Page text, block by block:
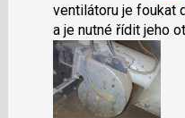
ventilátoru je foukat
a je nutné řídit jeho